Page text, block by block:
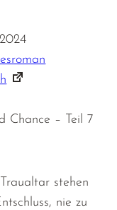
Chance – Teil 7
stehen
nie zu